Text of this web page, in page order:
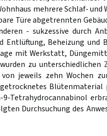
mehrere Schlaf- und
Türe abgetrennten
- sukzessive durch
Beheizung und
mit Werkstatt,
zu unterschiedlichen
jeweils zehn Wochen
Blütenmaterial
Tetrahydrocannabinol
Durchsuchung des